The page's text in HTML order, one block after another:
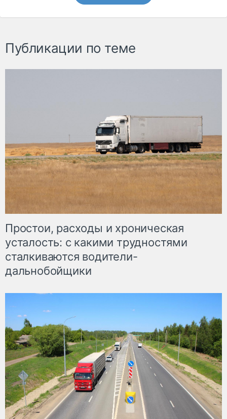
Публикации по теме
Простои, расходы и хроническая
усталость: с какими трудностями
сталкиваются водители-
дальнобойщики